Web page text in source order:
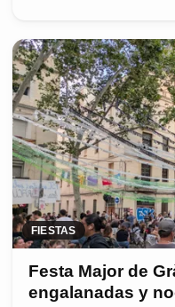
FIESTAS
Festa Major de
engalanadas y